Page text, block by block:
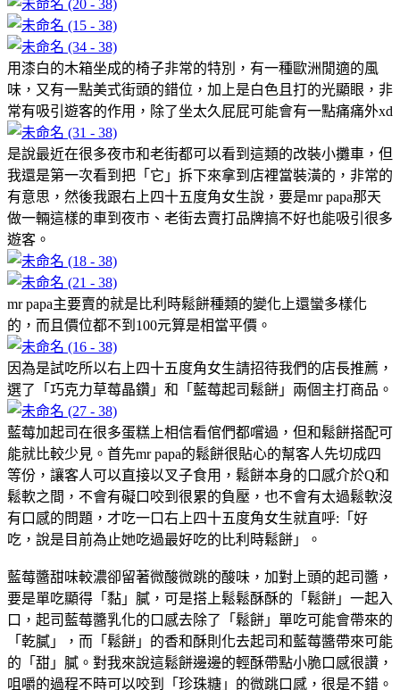
用漆白的木箱坐成的椅子非常的特別，有一種歐洲閒適的風
味，又有一點美式街頭的錯位，加上是白色且打的光顯眼，非
常有吸引遊客的作用，除了坐太久屁屁可能會有一點痛痛外xd
是說最近在很多夜市和老街都可以看到這類的改裝小攤車，但
我還是第一次看到把「它」拆下來拿到店裡當裝潢的，非常的
有意思，然後我跟右上四十五度角女生說，要是mr papa那天
做一輛這樣的車到夜市、老街去賣打品牌搞不好也能吸引很多
遊客。
mr papa主要賣的就是比利時鬆餅種類的變化上還蠻多樣化
的，而且價位都不到100元算是相當平價。
因為是試吃所以右上四十五度角女生請招待我們的店長推薦，
選了「巧克力草莓晶鑽」和「藍莓起司鬆餅」兩個主打商品。
藍莓加起司在很多蛋糕上相信看倌們都嚐過，但和鬆餅搭配可
能就比較少見。首先mr papa的鬆餅很貼心的幫客人先切成四
等份，讓客人可以直接以叉子食用，鬆餅本身的口感介於Q和
鬆軟之間，不會有礙口咬到很累的負壓，也不會有太過鬆軟沒
有口感的問題，才吃一口右上四十五度角女生就直呼:「好
吃，說是目前為止她吃過最好吃的比利時鬆餅」。
藍莓醬甜味較濃卻留著微酸微跳的酸味，加對上頭的起司醬，
要是單吃顯得「黏」膩，可是搭上鬆鬆酥酥的「鬆餅」一起入
口，起司藍莓醬乳化的口感去除了「鬆餅」單吃可能會帶來的
「乾膩」，而「鬆餅」的香和酥則化去起司和藍莓醬帶來可能
的「甜」膩。對我來說這鬆餅邊邊的輕酥帶點小脆口感很讚，
咀嚼的過程不時可以咬到「珍珠糖」的微跳口感，很是不錯。